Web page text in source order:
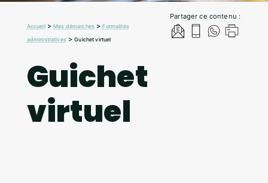
Partager ce contenu :
Accueil>Mes démarches >Formalités
administratives>Guichet virtuel
Guichet
virtuel